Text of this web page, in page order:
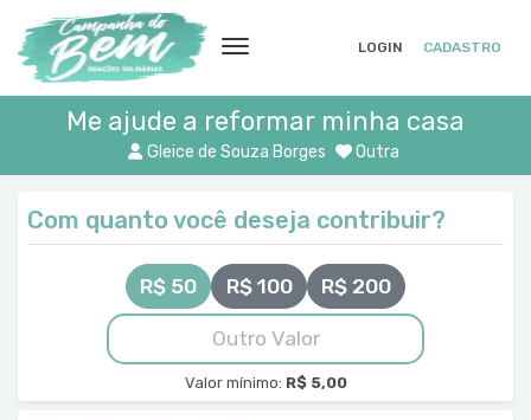
LOGIN CADASTRO
Me ajude a reformar minha casa
Gleice de Souza Borges Outra
Com quanto você deseja contribuir?
R$ 50 R$ 100 R$ 200
Valor mínimo: R$ 5,00